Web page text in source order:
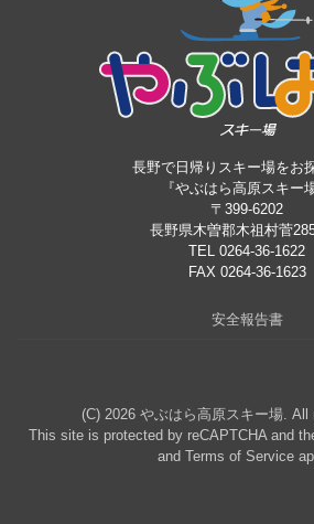
長野で日帰りスキー場をお
『やぶはら高原スキー
〒399-6202
長野県木曽郡木祖村菅
TEL 0264-36-1622
FAX 0264-36-1623
安全報告書
(C) 2026 やぶはら高原スキー場 .
This site is protected by reCAPTCHA and
and Terms of Service